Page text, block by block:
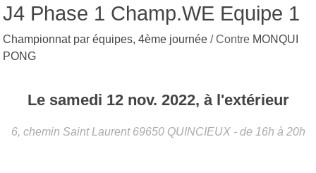
J4 Phase 1 Champ.WE Equipe 1
Championnat par équipes, 4ème journée / Contre MONQUI
PONG
Le samedi 12 nov. 2022, à l'extérieur
6, chemin Saint Laurent 69650 QUINCIEUX - de 16h à 20h